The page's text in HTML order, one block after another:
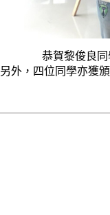
恭賀黎俊良
另外，四位同學亦獲